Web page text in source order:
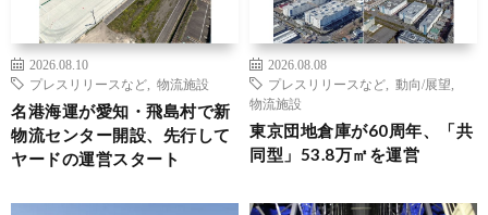
2026.08.10
プレスリリースなど
物流施設
名港海運が愛知・飛島村で新
物流センター開設、先行して
ヤードの運営スタート
2026.08.08
プレスリリースなど
動向/展望
物流施設
東京団地倉庫が60周年、「共
同型」53.8万㎡を運営